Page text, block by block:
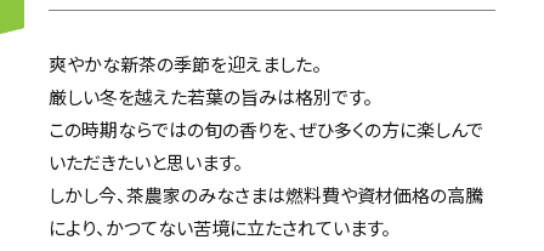
爽やかな新茶の季節を迎えました。
厳しい冬を越えた若葉の旨みは格別です。
この時期ならではの旬の香りを、ぜひ多くの方に楽しんで
いただきたいと思います。
しかし今、茶農家のみなさまは燃料費や資材価格の高騰
により、かつてない苦境に立たされています。